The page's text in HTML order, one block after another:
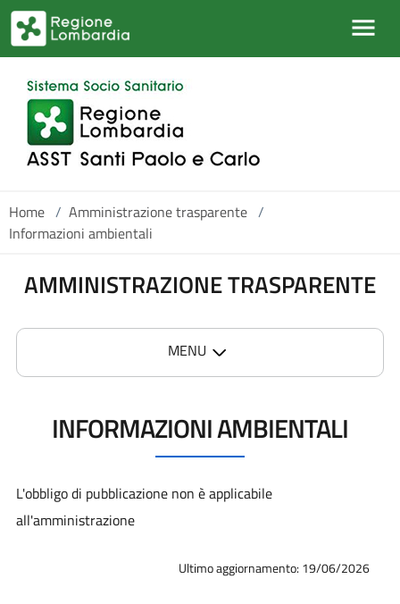
Salta al contenuto principale
Home / Amministrazione trasparente /
Informazioni ambientali
AMMINISTRAZIONE TRASPARENTE
MENU
INFORMAZIONI AMBIENTALI
L'obbligo di pubblicazione non è applicabile
all'amministrazione
Ultimo aggiornamento: 19/06/2026